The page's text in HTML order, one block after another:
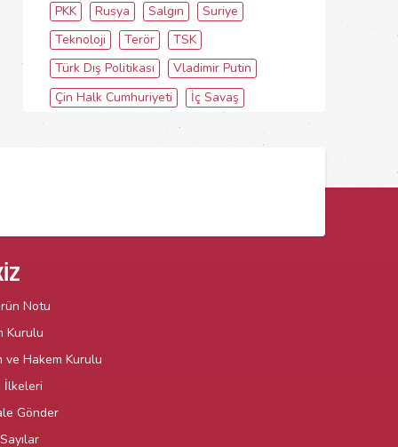
PKK
Rusya Salgın
Suriye
Teknoloji
Terör
TSK
Türk Dış Politikası
Vladimir Putin
Çin Halk Cumhuriyeti
İç Savaş
Notu
Kurulu
ve Hakem Kurulu
İlkeleri
Gönder